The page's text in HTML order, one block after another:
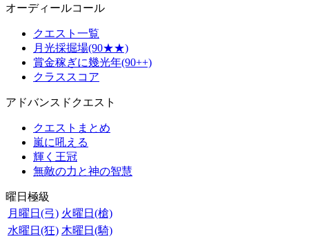
オーディールコール
クエスト一覧
月光採掘場(90★★)
賞金稼ぎに幾光年(90++)
クラススコア
アドバンスドクエスト
クエストまとめ
嵐に吼える
輝く王冠
無敵の力と神の智慧
曜日極級
月曜日(弓) 火曜日(槍)
水曜日(狂) 木曜日(騎)